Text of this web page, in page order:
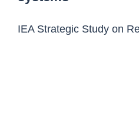
IEA Strategic Study on